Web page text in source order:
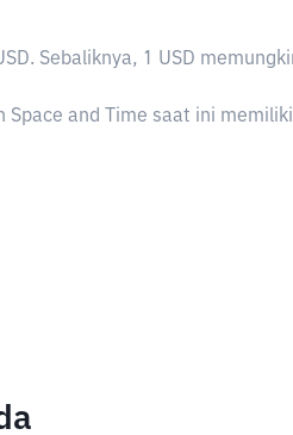
Sebaliknya, 1 USD
Space and Time saat ini